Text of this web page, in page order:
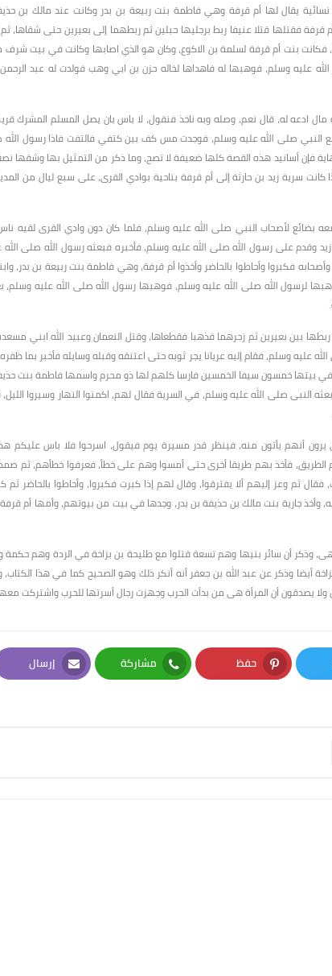
يقال لها أم قرفة وهي فاطمة بنت ربيعة بن بدر وكانت عند مالك بن
قرفة فقتلها قتلا عنيفا ربط برجليها حبلين ثم ربطهما إلى بعيرين حتى
فكانت بنت أم قرفة لسلمة بن الاكوع، وكان هو الذي اصابها وكانت في بيت
عليه وسلم، فوهبها له فاهداها لخاله حزن بن ابي وهب فولدت له عبد
ادعه له، قال نعم، وصله وبه ناخذ فنقول، لا باس بان يصل المسلم المشرك قريبا
النبي صلى الله عليه وسلم، فوجدت مس كف بين كتفي فالتفت فاذا رسول
فإن أسانيد هذه القصة كلها ضعيفة لا تصح، وما ذكر من التمثيل بها وشقها
كانت سرية زيد بن حارثة إلى أم قرفة بناحية بوادي القرى، على سبع ليال من
بضائع لأصحاب النبي صلى الله عليه وسلم، فلما كان دون وادي القرى لقيه
وقدم على رسول الله صلى الله عليه وسلم، فأخبره فبعثه رسول الله صلى الله
فكبروا وأحاطوا بالحاضر وأخذوا أم قرفة، وهي فاطمة بنت ربيعة بن بدر،
لرسول الله صلى الله عليه وسلم، فوهبها رسول الله صلى الله عليه
ربطها بين بعيرين ثم زجرهما فذهبا فقطعاها، وقتل النعمان وعبيد الله ابني
عليه وسلم، فقام إليه عريانا يجر ثوبه حتى اعتنقه وقبله وسايله فأخبر بما
بيتها خمسون سيفا الخمسين فارسا كلهم لها ذو محرم واسمها فاطمة بنت
النبى صلى الله عليه وسلم، في السرية فقال لهم، اكمنوا النهار وسيروا
أنهم يأتون منه، فينظر قدر مسيرة يوم فيقول، اسرحوا فلا باس عليكم هذه
الطريق، فأخذ بهم طريقا أخرى حتى أمسوا وهم على خطأ، فعرفوا خطأهم، ثم
ثم وعز إليهم ألا يفترقوا، وقال لهم إذا كبرت فكبروا، وأحاطوا بالحاضر ثم
جارية بنت مالك بن حذيفة بن بدر، وجدها في بيت من بيوتهم، وأمها أم
وذكر أن سائر بنيها وهم تسعة قتلوا مع طليحة بن بزاخة في الردة وهم حكمة
أيضا وذكر عن عبد الله بن جعفر أنه أنكر ذلك وهو الصحيح كما في هذا الكتاب،
ولا يصدقون أن المرأة هى من بدأت الحرب وجهزت رجال أسرتها للحرب واشتركت
حفظ
Pinterest
مشاركة
Whatsapp
إرسال
Email